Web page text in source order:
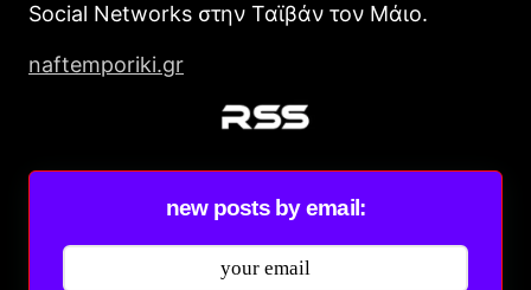
Social Networks στην Ταϊβάν τον Μάιο.
naftemporiki.gr
new posts by email: